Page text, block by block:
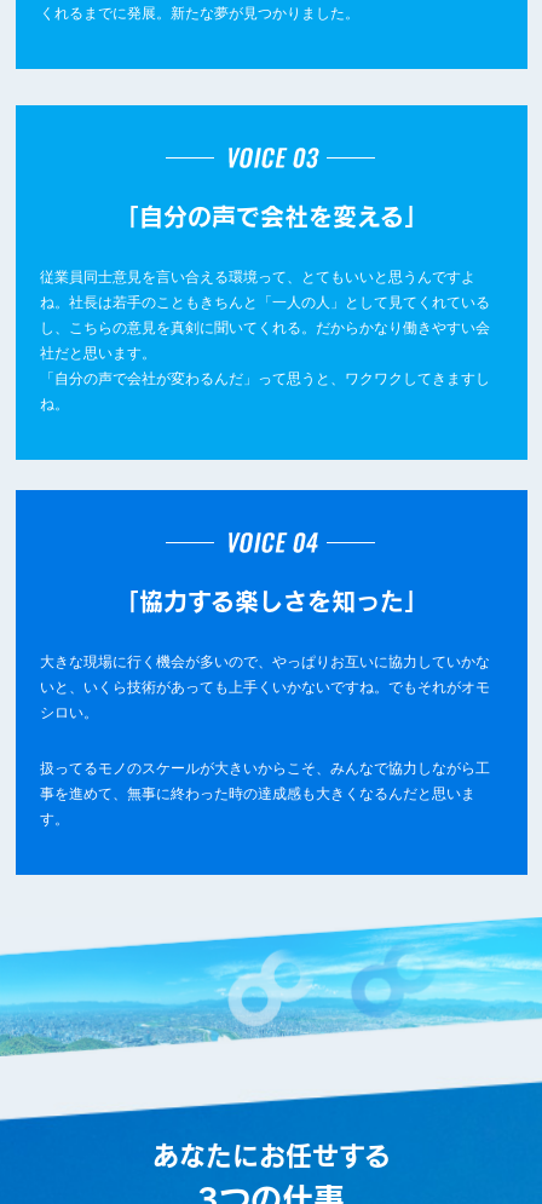
くれるまでに発展。新たな夢が見つかりました。
「自分の声で会社を変える」
従業員同士意見を言い合える環境って、とてもいいと思うんですよ
ね。社長は若手のこともきちんと「一人の人」として見てくれている
し、こちらの意見を真剣に聞いてくれる。だからかなり働きやすい会
社だと思います。
「自分の声で会社が変わるんだ」って思うと、ワクワクしてきますし
ね。
「協力する楽しさを知った」
大きな現場に行く機会が多いので、やっぱりお互いに協力していかな
いと、いくら技術があっても上手くいかないですね。でもそれがオモ
シロい。
扱ってるモノのスケールが大きいからこそ、みんなで協力しながら工
事を進めて、無事に終わった時の達成感も大きくなるんだと思いま
す。
あなたにお任せする